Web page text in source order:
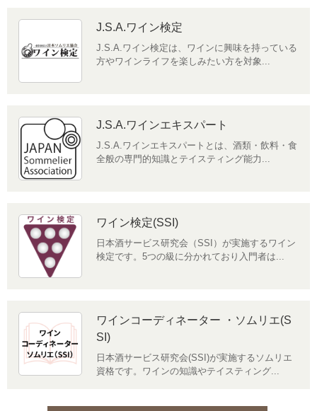
J.S.A.ワイン検定
J.S.A.ワイン検定は、ワインに興味を持っている
方やワインライフを楽しみたい方を対象...
J.S.A.ワインエキスパート
J.S.A.ワインエキスパートとは、酒類・飲料・食
全般の専門的知識とテイスティング能力...
ワイン検定(SSI)
日本酒サービス研究会（SSI）が実施するワイン
検定です。5つの級に分かれており入門者は...
ワインコーディネーター ・ソムリエ(S
SI)
日本酒サービス研究会(SSI)が実施するソムリエ
資格です。ワインの知識やテイスティング...